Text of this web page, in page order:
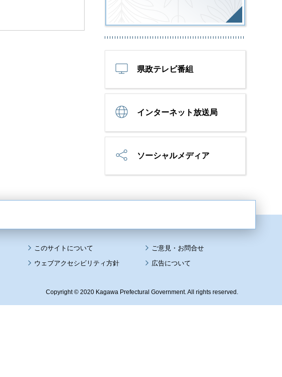
県政テレビ番組
インターネット放送局
ソーシャルメディア
このサイトについて
ウェブアクセシビリティ方針 広告について
Copyright © 2020 Kagawa Prefectural Government. All rights reserved.